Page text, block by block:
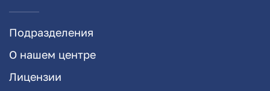
Подразделения
О нашем центре
Лицензии